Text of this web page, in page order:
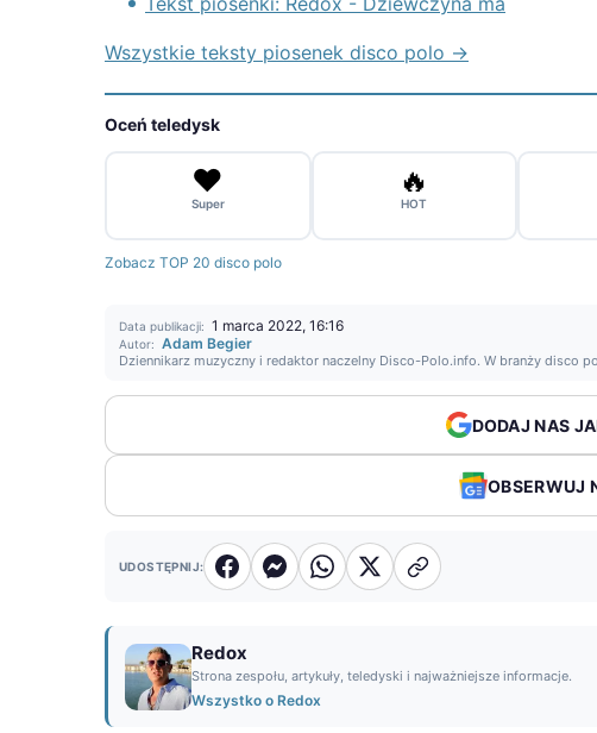
Wszystkie teksty piosenek disco polo →
Oceń teledysk
❤️
Super
🔥
HOT
Zobacz TOP 20 disco polo
Data publikacji: 1 marca 2022, 16:16
Autor: Adam Begier
Dziennikarz muzyczny i redaktor naczelny Disco-Polo.info. W branży disco
DODAJ NAS
OBSERWUJ
UDOSTĘPNIJ:
Redox
Strona zespołu, artykuły, teledyski i najważniejsze informacje.
Wszystko o Redox